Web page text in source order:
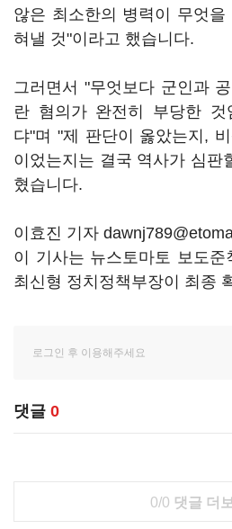
않은 최소한의 병력이 무엇
혀낼 것"이라고 했습니다.
그러면서 "무엇보다 군인과
란 혐의가 완전히 부당한 것
댜"며 "제 판단이 옳았는지,
이었는지는 결국 역사가 심판
혔습니다.
이효진 기자
이 기사는 뉴스토마토 보도
최신형 정치정책부장이 최종
댓글 0
0/0 댓글 더